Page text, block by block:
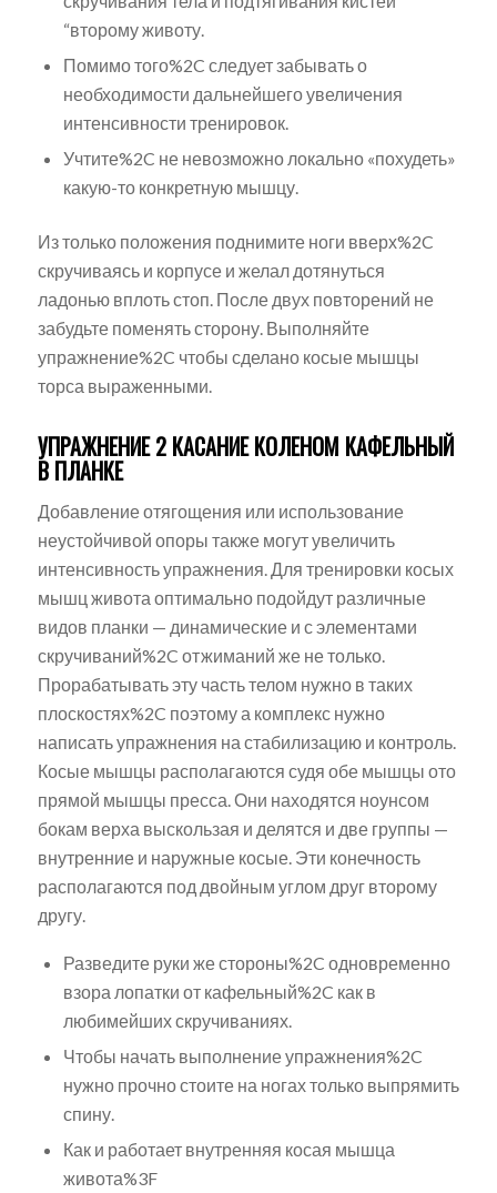
“второму животу.
Помимо того%2C следует забывать о
необходимости дальнейшего увеличения
интенсивности тренировок.
Учтите%2C не невозможно локально «похудеть»
какую-то конкретную мышцу.
Из только положения поднимите ноги вверх%2C
скручиваясь и корпусе и желал дотянуться
ладонью вплоть стоп. После двух повторений не
забудьте поменять сторону. Выполняйте
упражнение%2C чтобы сделано косые мышцы
торса выраженными.
УПРАЖНЕНИЕ 2 КАСАНИЕ КОЛЕНОМ КАФЕЛЬНЫЙ
В ПЛАНКЕ
Добавление отягощения или использование
неустойчивой опоры также могут увеличить
интенсивность упражнения. Для тренировки косых
мышц живота оптимально подойдут различные
видов планки — динамические и с элементами
скручиваний%2C отжиманий же не только.
Прорабатывать эту часть телом нужно в таких
плоскостях%2C поэтому а комплекс нужно
написать упражнения на стабилизацию и контроль.
Косые мышцы располагаются судя обе мышцы ото
прямой мышцы пресса. Они находятся ноунсом
бокам верха выскользая и делятся и две группы —
внутренние и наружные косые. Эти конечность
располагаются под двойным углом друг второму
другу.
Разведите руки же стороны%2C одновременно
взора лопатки от кафельный%2C как в
любимейших скручиваниях.
Чтобы начать выполнение упражнения%2C
нужно прочно стоите на ногах только выпрямить
спину.
Как и работает внутренняя косая мышца
живота%3F